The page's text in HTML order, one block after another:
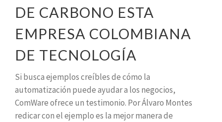
DE CARBONO ESTA
EMPRESA COLOMBIANA
DE TECNOLOGÍA
Si busca ejemplos creíbles de cómo la
automatización puede ayudar a los negocios,
ComWare ofrece un testimonio. Por Álvaro Montes
redicar con el ejemplo es la mejor manera de